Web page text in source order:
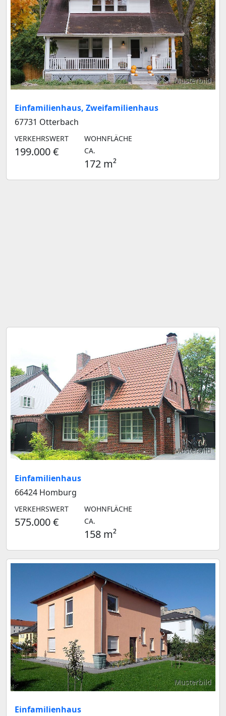
Musterbild
Einfamilienhaus, Zweifamilienhaus
67731 Otterbach
VERKEHRSWERT
199.000 €
WOHNFLÄCHE
CA.
172 m²
Musterbild
Einfamilienhaus
66424 Homburg
VERKEHRSWERT
575.000 €
WOHNFLÄCHE
CA.
158 m²
Musterbild
Einfamilienhaus